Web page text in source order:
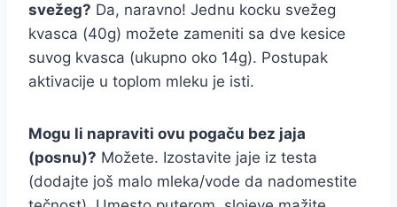
svežeg? Da, naravno! Jednu kocku svežeg
kvasca (40g) možete zameniti sa dve kesice
suvog kvasca (ukupno oko 14g). Postupak
aktivacije u toplom mleku je isti.
Mogu li napraviti ovu pogaču bez jaja
(posnu)? Možete. Izostavite jaje iz testa
(dodajte još malo mleka/vode da nadomestite